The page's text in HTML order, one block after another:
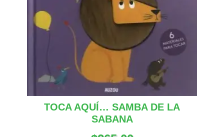
TOCA AQUÍ… SAMBA DE LA
SABANA